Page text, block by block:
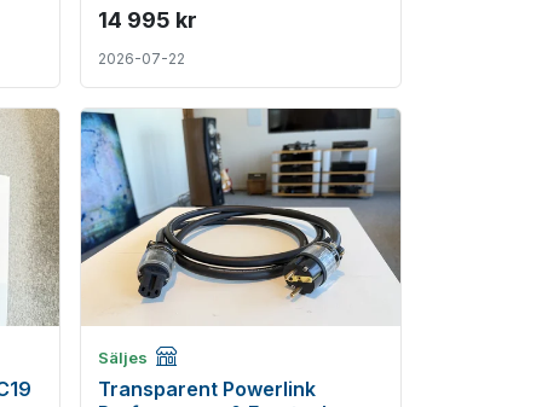
14 995 kr
2026-07-22
Säljes Företagsannons
Transparent Powerlink